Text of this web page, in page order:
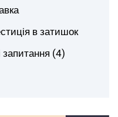
в затишок
запитання (4)